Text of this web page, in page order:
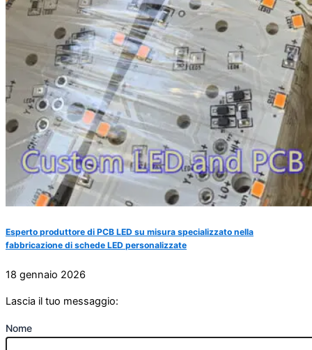
Esperto produttore di PCB LED su misura specializzato nella
fabbricazione di schede LED personalizzate
18 gennaio 2026
Lascia il tuo messaggio:
Nome